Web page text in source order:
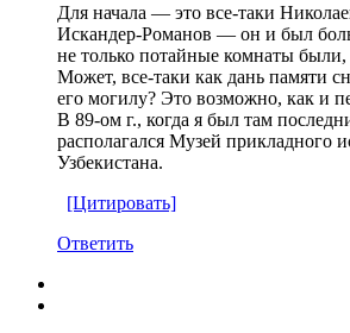
Для начала — это все-таки
Искандер-Романов — он и был
не только потайные комнаты
Может, все-таки как дань памяти
его могилу? Это возможно, как и
В 89-ом г., когда я был там
располагался Музей прикладного
Узбекистана.
[Цитировать]
Ответить